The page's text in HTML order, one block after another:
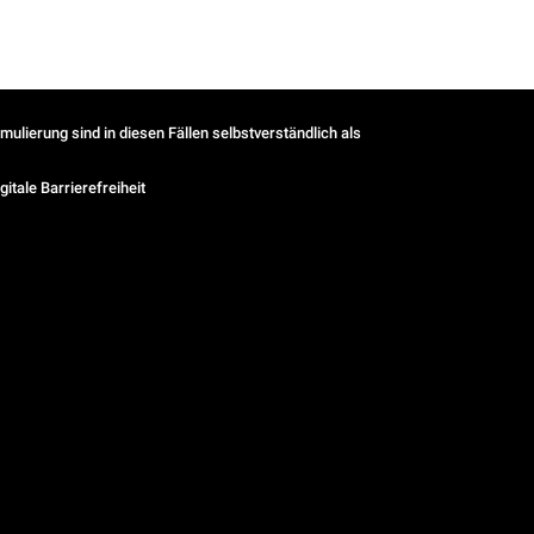
sind in diesen Fällen selbstverständlich als
Barrierefreiheit